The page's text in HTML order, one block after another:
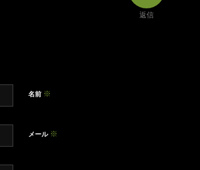
返信
名前 ※
メール ※